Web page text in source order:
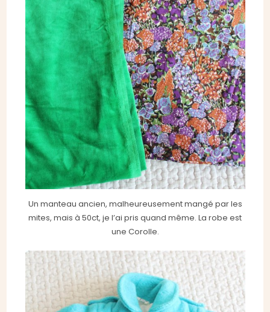
Un manteau ancien, malheureusement mangé par les
mites, mais à 50ct, je l’ai pris quand même. La robe est
une Corolle.